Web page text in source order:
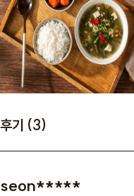
후기 (3)
seon*****